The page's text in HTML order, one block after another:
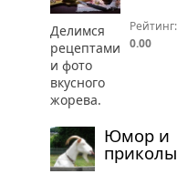
Делимся
рецептами
и фото
вкусного
жорева.
Рейтинг:
0.00
Юмор и
приколы